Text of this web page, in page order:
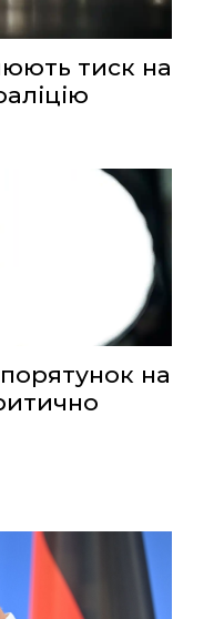
тиск на
на